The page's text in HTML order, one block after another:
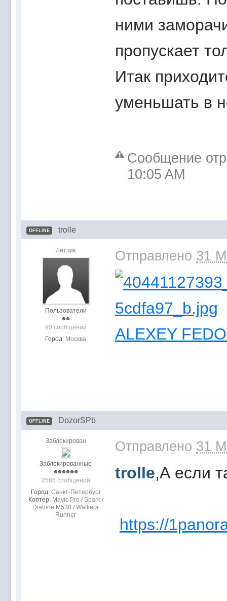
ними
пропускает
Итак
уменьшать в
Сообщение
10:05 AM
OFFLINE trolle
Летчик
Пользователи
90 сообщений
Город: Москва
Отправлено 31
ALEXEY
OFFLINE DozorSPb
Заблокирован
Заблокированные
2586 сообщений
Город: Санкт-Петербург
Коптер: Mavic Pro / Spark /
Diatone M530 / Walkera
Runner
Отправлено 31
trolle,А если
https://